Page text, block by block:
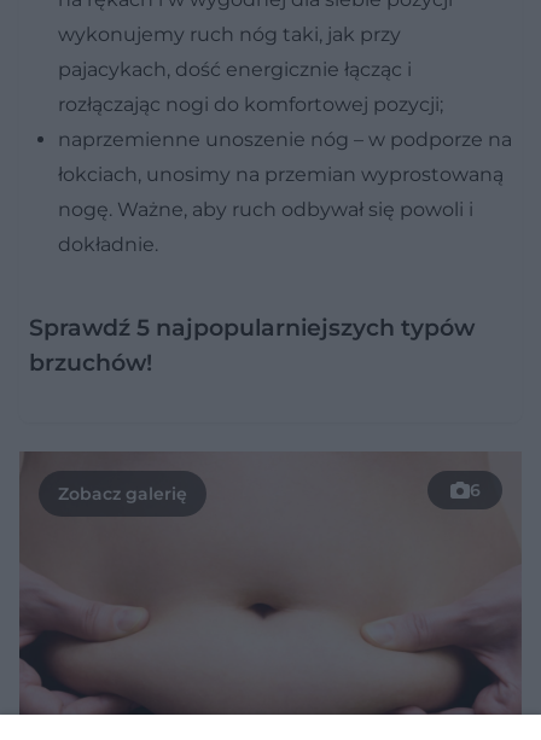
wykonujemy ruch nóg taki, jak przy
pajacykach, dość energicznie łącząc i
rozłączając nogi do komfortowej pozycji;
naprzemienne unoszenie nóg – w podporze na
łokciach, unosimy na przemian wyprostowaną
nogę. Ważne, aby ruch odbywał się powoli i
dokładnie.
Sprawdź 5 najpopularniejszych typów
brzuchów!
6